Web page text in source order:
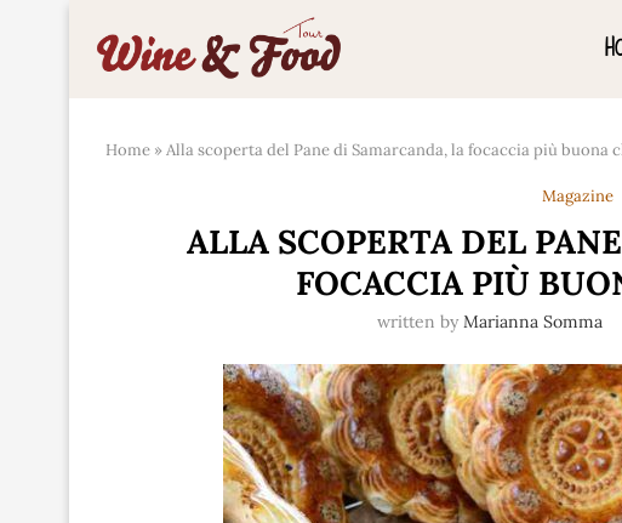
Home »Alla scoperta del Pane di Samarcanda, la focaccia più buona
Magazine
ALLA SCOPERTA DEL
FOCACCIA PIÙ
written byMarianna Somma